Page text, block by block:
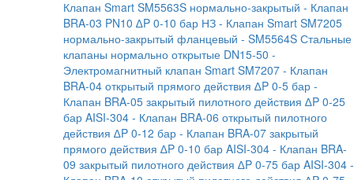
Клапан Smart SM5563S нормально-закрытый - Клапан
BRA-03 PN10 ∆P 0-10 бар НЗ - Клапан Smart SM7205
нормально-закрытый фланцевый - SM5564S Стальные
клапаны нормально открытые DN15-50 -
Электромагнитный клапан Smart SM7207 - Клапан
BRA-04 открытый прямого действия ∆P 0-5 бар -
Клапан BRA-05 закрытый пилотного действия ∆P 0-25
бар AISI-304 - Клапан BRA-06 открытый пилотного
действия ∆P 0-12 бар - Клапан BRA-07 закрытый
прямого действия ∆P 0-10 бар AISI-304 - Клапан BRA-
09 закрытый пилотного действия ∆P 0-75 бар AISI-304 -